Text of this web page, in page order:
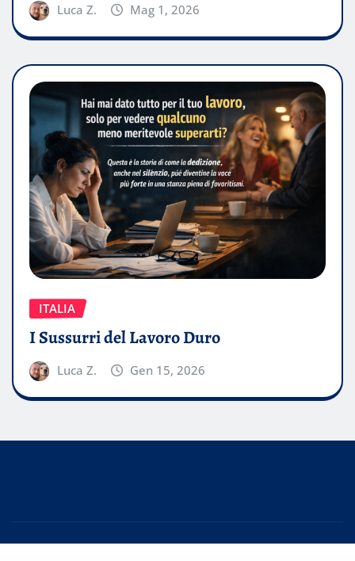
Luca Z. Mag 1, 2026
ITALIA
I Sussurri del Lavoro Duro
Luca Z. Gen 15, 2026